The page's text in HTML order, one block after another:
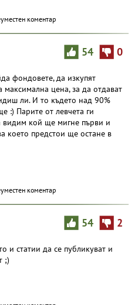
коментар
54 0
фондовете, да изкупят
максимална цена, за да отдават
ли. И то където над 90%
:) Парите от левчета ги
видим кой ще мигне първи и
което предстои ще остане в
коментар
54 2
и статии да се публикуват и
;)